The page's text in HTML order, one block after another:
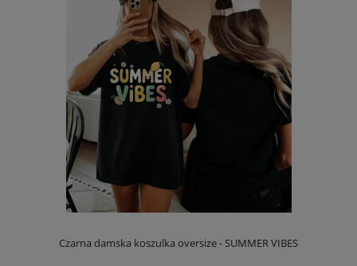
Czarna damska koszulka oversize - SUMMER VIBES